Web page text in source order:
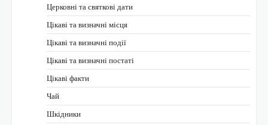
Церковні та святкові дати
Цікаві та визначні місця
Цікаві та визначні події
Цікаві та визначні постаті
Цікаві факти
Чай
Шкідники